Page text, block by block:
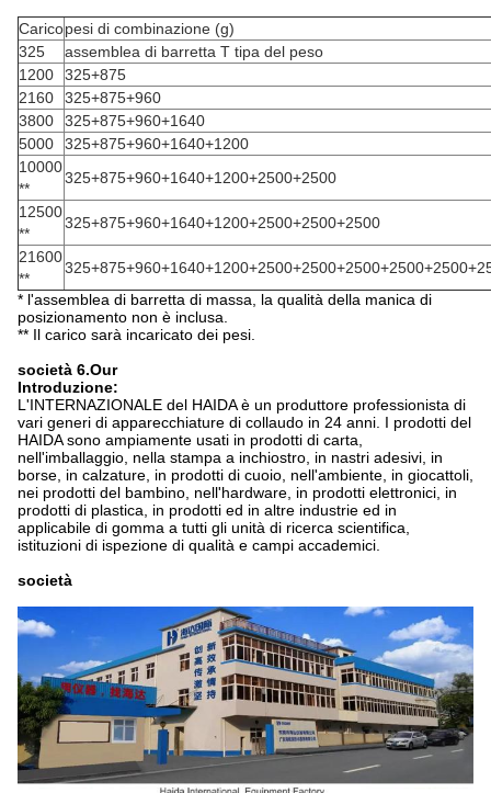
Caricopesi di combinazione (g)
325
assemblea di barretta T tipa del peso
1200
325+875
2160
325+875+960
3800
325+875+960+1640
5000
325+875+960+1640+1200
10000
**
325+875+960+1640+1200+2500+2500
12500
**
325+875+960+1640+1200+2500+2500+2500
21600
**
* l'assemblea di barretta di massa, la qualità della manica di
posizionamento non è inclusa.
** Il carico sarà incaricato dei pesi.
società 6.Our
Introduzione:
L'INTERNAZIONALE del HAIDA è un produttore professionista di
vari generi di apparecchiature di collaudo in 24 anni. I prodotti del
HAIDA sono ampiamente usati in prodotti di carta,
nell'imballaggio, nella stampa a inchiostro, in nastri adesivi, in
borse, in calzature, in prodotti di cuoio, nell'ambiente, in giocattoli,
nei prodotti del bambino, nell'hardware, in prodotti elettronici, in
prodotti di plastica, in prodotti ed in altre industrie ed in
applicabile di gomma a tutti gli unità di ricerca scientifica,
istituzioni di ispezione di qualità e campi accademici.
società